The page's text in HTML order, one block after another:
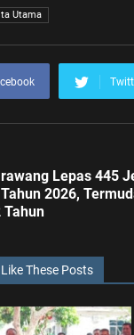
Utama
Lepas 445
2026,
Tahun
These Posts